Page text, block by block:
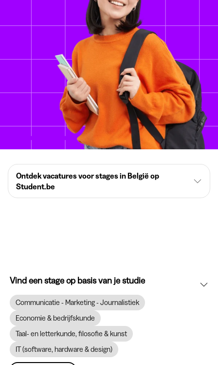
Ontdek vacatures voor stages in België op
Student.be
Vind een stage op basis van je studie
Communicatie - Marketing - Journalistiek
Economie & bedrijfskunde
Taal- en letterkunde, filosofie & kunst
IT (software, hardware & design)